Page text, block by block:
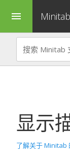
menu Minitab
显示
了解关于 Minitab